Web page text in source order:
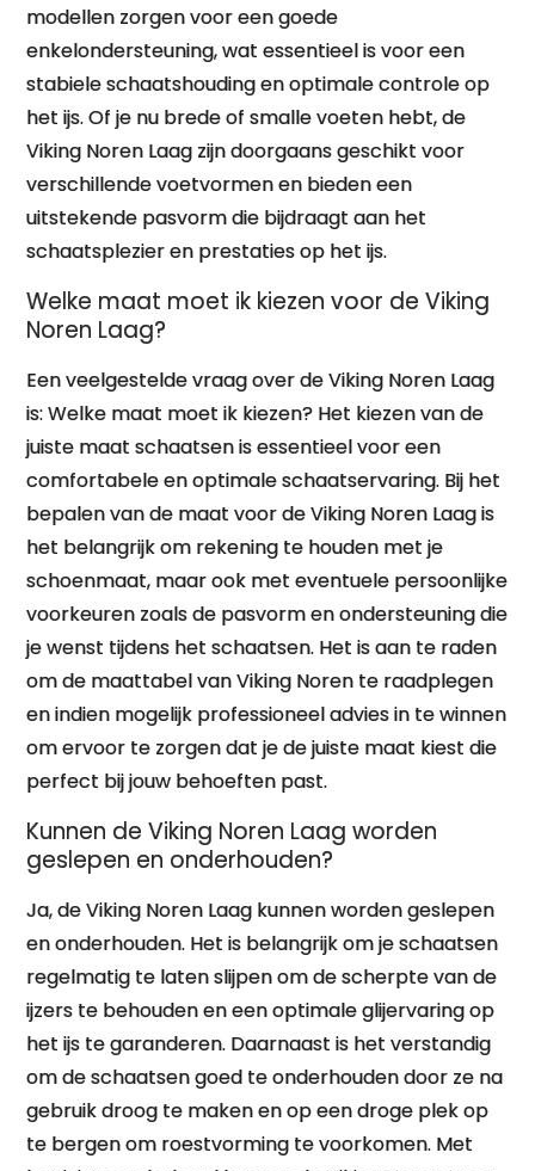
modellen zorgen voor een goede
enkelondersteuning, wat essentieel is voor een
stabiele schaatshouding en optimale controle op
het ijs. Of je nu brede of smalle voeten hebt, de
Viking Noren Laag zijn doorgaans geschikt voor
verschillende voetvormen en bieden een
uitstekende pasvorm die bijdraagt aan het
schaatsplezier en prestaties op het ijs.
Welke maat moet ik kiezen voor de Viking
Noren Laag?
Een veelgestelde vraag over de Viking Noren Laag
is: Welke maat moet ik kiezen? Het kiezen van de
juiste maat schaatsen is essentieel voor een
comfortabele en optimale schaatservaring. Bij het
bepalen van de maat voor de Viking Noren Laag is
het belangrijk om rekening te houden met je
schoenmaat, maar ook met eventuele persoonlijke
voorkeuren zoals de pasvorm en ondersteuning die
je wenst tijdens het schaatsen. Het is aan te raden
om de maattabel van Viking Noren te raadplegen
en indien mogelijk professioneel advies in te winnen
om ervoor te zorgen dat je de juiste maat kiest die
perfect bij jouw behoeften past.
Kunnen de Viking Noren Laag worden
geslepen en onderhouden?
Ja, de Viking Noren Laag kunnen worden geslepen
en onderhouden. Het is belangrijk om je schaatsen
regelmatig te laten slijpen om de scherpte van de
ijzers te behouden en een optimale glijervaring op
het ijs te garanderen. Daarnaast is het verstandig
om de schaatsen goed te onderhouden door ze na
gebruik droog te maken en op een droge plek op
te bergen om roestvorming te voorkomen. Met